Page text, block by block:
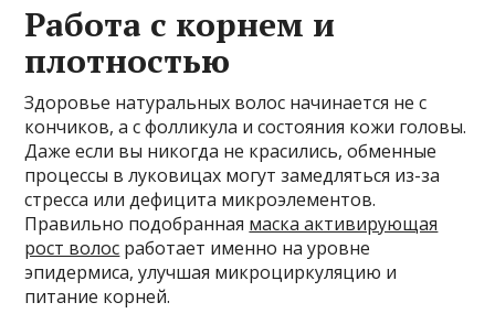
Работа с корнем и
плотностью
Здоровье натуральных волос начинается не с
кончиков, а с фолликула и состояния кожи головы.
Даже если вы никогда не красились, обменные
процессы в луковицах могут замедляться из-за
стресса или дефицита микроэлементов.
Правильно подобранная маска активирующая
рост волос работает именно на уровне
эпидермиса, улучшая микроциркуляцию и
питание корней.